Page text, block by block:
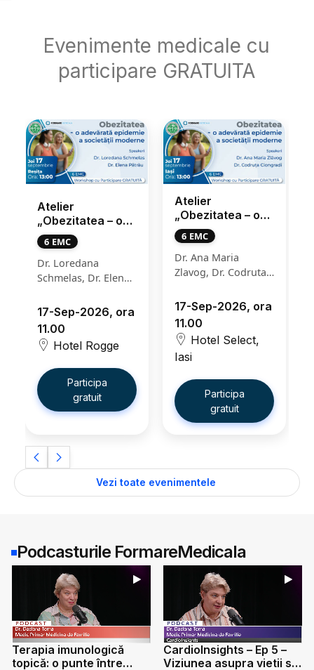
Evenimente medicale cu
participare GRATUITA
Atelier
„Obezitatea – o
adevarata
epidemie a
societatii
moderne” – 17
septembrie 2026,
6 EMC
Dr. Ana Maria
Zlavog, Dr. Codruta
Ciongradi
17-Sep-2026, ora
11.00
Hotel Select,
Participa
Sesiunea
Grupurilor de
Lucru SNMF
DermAlergoMF /
RespiroMF
Eveniment creditat
cu 6 puncte EMC
Dr. Ana Maria
Ciongradi
22-Sep-2026, ora
11.30
eveniment
online
Participa
gratuit
Vezi toate evenimentele
Podcasturile FormareMedicala
CardioInsights – Ep 5 –
Viziunea asupra vietii se
Vaccinarea antigripala
la persoanele din